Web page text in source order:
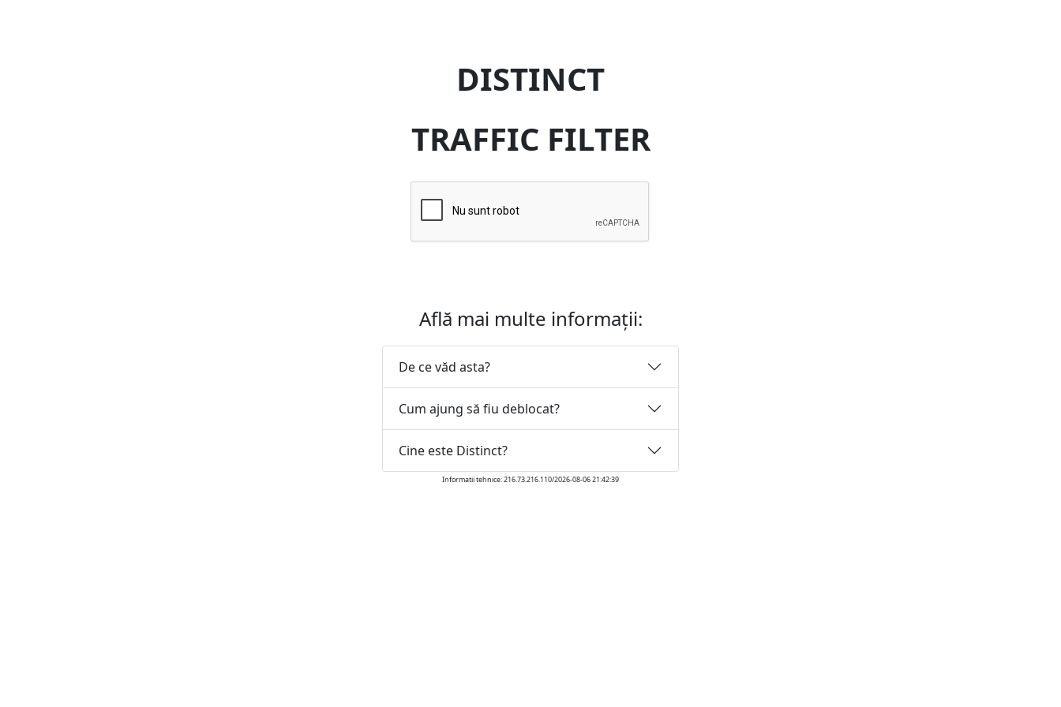
DISTINCT
TRAFFIC FILTER
Află mai multe informații:
De ce văd asta?
Cum ajung să fiu deblocat?
Cine este Distinct?
Informatii tehnice: 216.73.216.110/2026-08-06 21:42:39